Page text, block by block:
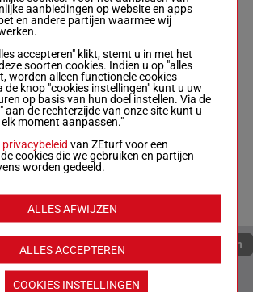
82000m 1'13"9
6a 5a 6a 8a
2a 1a 4a 1a
4a 3a
6 2000m1'14"5
5a (23) Da
6a 2a (22)
Da 4a Da 1a
Quoteringen verversen
paarden
aanbiedingen op website en apps
en andere partijen waarmee wij
accepteren" klikt, stemt u in met het
soorten cookies. Indien u op "alles
worden alleen functionele cookies
knop "cookies instellingen" kunt u uw
op basis van hun doel instellen. Via de
aan de rechterzijde van onze site kunt u
moment aanpassen."
privacybeleid van ZEturf voor een
cookies die we gebruiken en partijen
worden gedeeld.
ALLES ACCEPTEREN
ALLES AFWIJZEN
COOKIES INSTELLINGEN